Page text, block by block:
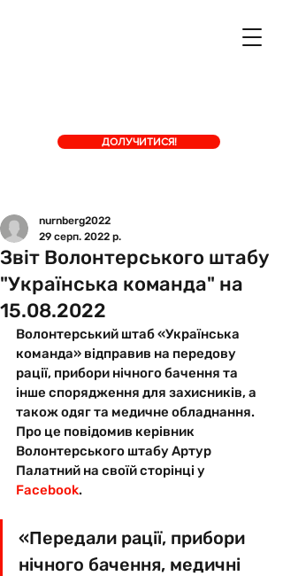
ДОЛУЧИТИСЯ!
Звіт Волонтерського штабу
"Українська команда" на
15.08.2022
nurnberg2022
29 серп. 2022 р.
Волонтерський штаб «Українська
команда» відправив на передову
рації, прибори нічного бачення та
інше спорядження для захисників, а
також одяг та медичне обладнання.
Про це повідомив керівник
Волонтерського штабу Артур
Палатний на своїй сторінці у
Facebook.
«Передали рації, прибори
нічного бачення, медичні